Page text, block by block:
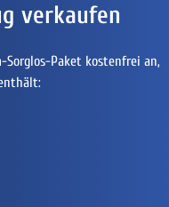
verkaufen
Paket kostenfrei an,